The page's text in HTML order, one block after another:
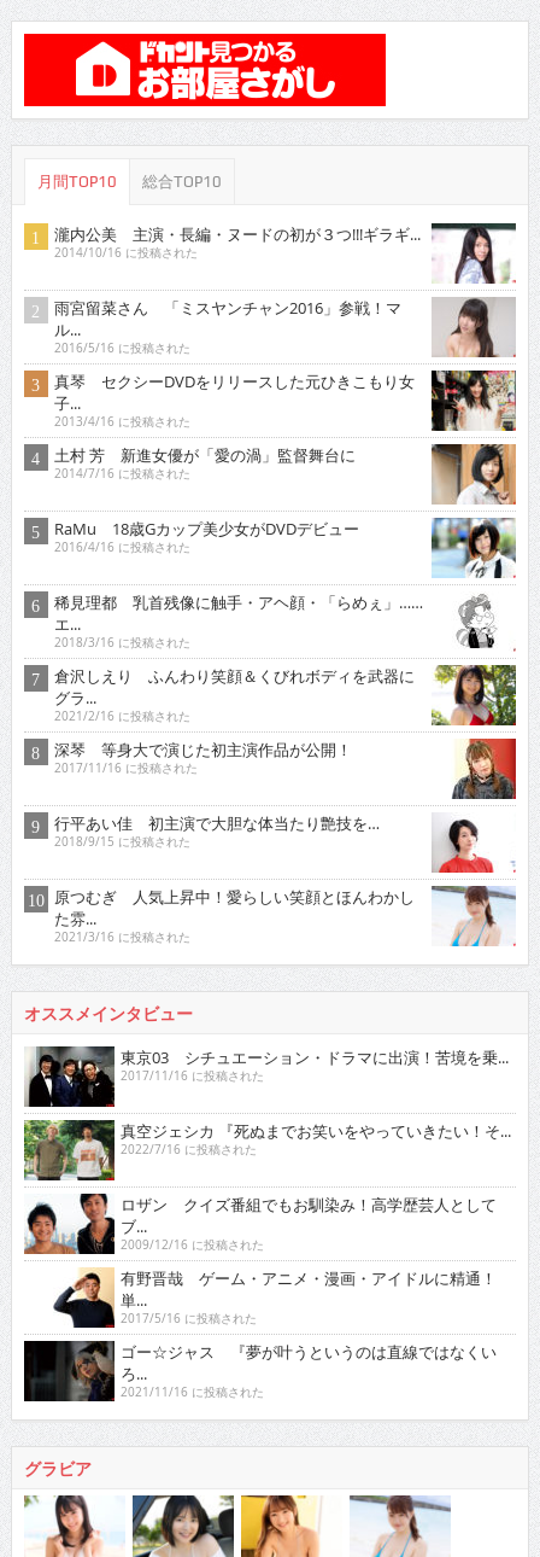
月間TOP10 総合TOP10
瀧内公美 主演・長編・ヌードの初が３つ!!!ギラギ...
2014/10/16 に投稿された
雨宮留菜さん 「ミスヤンチャン2016」参戦！マ
ル...
2016/5/16 に投稿された
真琴 セクシーDVDをリリースした元ひきこもり女
子...
2013/4/16 に投稿された
土村 芳 新進女優が「愛の渦」監督舞台に
2014/7/16 に投稿された
RaMu 18歳Gカップ美少女がDVDデビュー
2016/4/16 に投稿された
稀見理都 乳首残像に触手・アヘ顔・「らめぇ」……
エ...
2018/3/16 に投稿された
倉沢しえり ふんわり笑顔＆くびれボディを武器に
グラ...
2021/2/16 に投稿された
深琴 等身大で演じた初主演作品が公開！
2017/11/16 に投稿された
行平あい佳 初主演で大胆な体当たり艶技を…
2018/9/15 に投稿された
原つむぎ 人気上昇中！愛らしい笑顔とほんわかし
た雰...
2021/3/16 に投稿された
オススメインタビュー
東京03 シチュエーション・ドラマに出演！苦境を乗...
2017/11/16 に投稿された
真空ジェシカ 『死ぬまでお笑いをやっていきたい！そ...
2022/7/16 に投稿された
ロザン クイズ番組でもお馴染み！高学歴芸人として
ブ...
2009/12/16 に投稿された
有野晋哉 ゲーム・アニメ・漫画・アイドルに精通！
単...
2017/5/16 に投稿された
ゴー☆ジャス 『夢が叶うというのは直線ではなくい
ろ...
2021/11/16 に投稿された
グラビア